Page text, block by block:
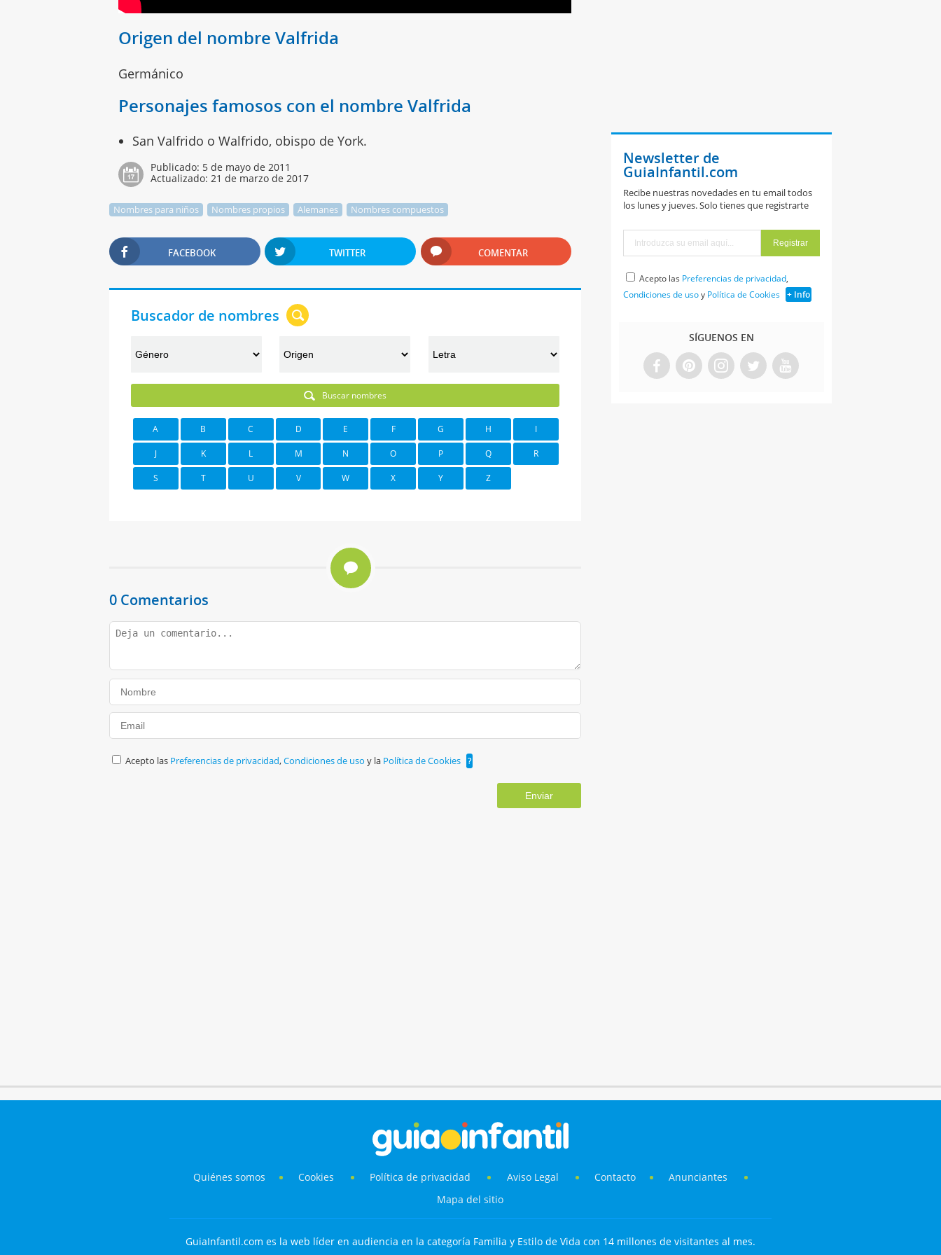
Origen del nombre Valfrida
Germánico
Personajes famosos con el nombre Valfrida
San Valfrido o Walfrido, obispo de York.
Publicado: 5 de mayo de 2011
Actualizado: 21 de marzo de 2017
Nombres para niños Nombres propios Alemanes Nombres compuestos
FACEBOOK TWITTER COMENTAR
Buscador de nombres
Buscar nombres
A B C D E F G H I
J K L M N O P Q R
S T U V W X Y Z
0 Comentarios
Acepto las Preferencias de privacidad,Condiciones de uso y la Política de Cookies ?
Enviar
Newsletter de
GuiaInfantil.com
Recibe nuestras novedades en tu email todos
los lunes y jueves. Solo tienes que registrarte
Acepto las Preferencias de privacidad,
Condiciones de usoy Política de Cookies + Info
SÍGUENOS EN
Quiénes somos Cookies Política de privacidad Aviso Legal Contacto
Anunciantes
Mapa del sitio
GuiaInfantil.com es la web líder en audiencia en la categoría Familia y Estilo de Vida con 14 millones de visitantes al mes.